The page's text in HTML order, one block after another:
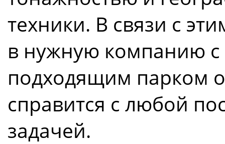
техники. В связи с
в нужную компанию
подходящим парком
справится с любой
задачей.